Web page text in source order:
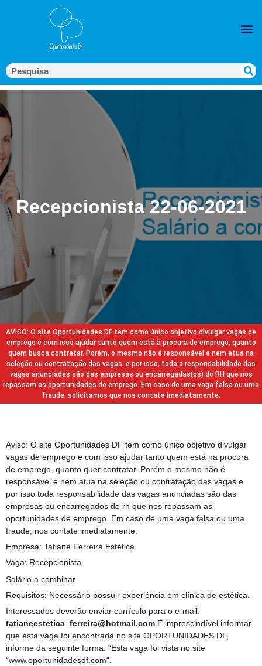
Recepcionista 22-06-2021
AVISO: O site Oportunidades DF tem como único objetivo divulgar vagas de
emprego e com isso ajudar tanto quem está à procura de emprego, quanto
quem busca contratar. Porém, o mesmo não é responsável e nem atua na
seleção ou contratação das vagas. e por isso, toda a responsabilidade das
vagas anunciadas são das empresas ou encarregadas(os) do RH que nos
repassam as oportunidades de emprego. Em caso de uma vaga falsa ou uma
fraude, solicitamos que nos contate imediatamente.
Aviso: O site Oportunidades DF tem como único objetivo divulgar
vagas de emprego e com isso ajudar tanto quem está na procura
de emprego, quanto quer contratar. Porém o mesmo não é
responsável e nem atua na seleção ou contratação das vagas e
por isso toda responsabilidade das vagas anunciadas são das
empresas ou encarregados de rh que nos repassam as
oportunidades de emprego. Em caso de uma vaga falsa ou uma
fraude, nos contate imediatamente.
Empresa: Tatiane Ferreira Estética
Vaga: Recepcionista
Salário a combinar
Requisitos: Necessário possuir experiência em clínica de estética.
Interessados deverão enviar currículo para o e-mail:
tatianeestetica_ferreira@hotmail.com É imprescindível informar
que esta vaga foi encontrada no site OPORTUNIDADES DF,
informe da seguinte forma: “Esta vaga foi vista no site
“www.oportunidadesdf.com“.